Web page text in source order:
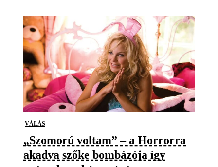
VÁLÁS
„Szomorú voltam” – a Horrorra
akadva szőke bombázója így